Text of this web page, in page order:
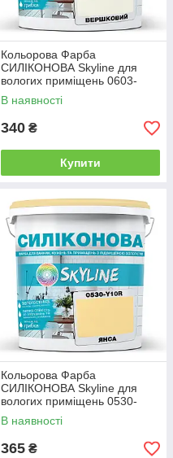
Кольорова Фарба
СИЛІКОНОВА Skyline для
вологих приміщень 0603-
Y20R Вершковий 1л
В наявності
340 ₴
Купити
Кольорова Фарба
СИЛІКОНОВА Skyline для
вологих приміщень 0530-
Y10R Янса 1л
В наявності
365 ₴